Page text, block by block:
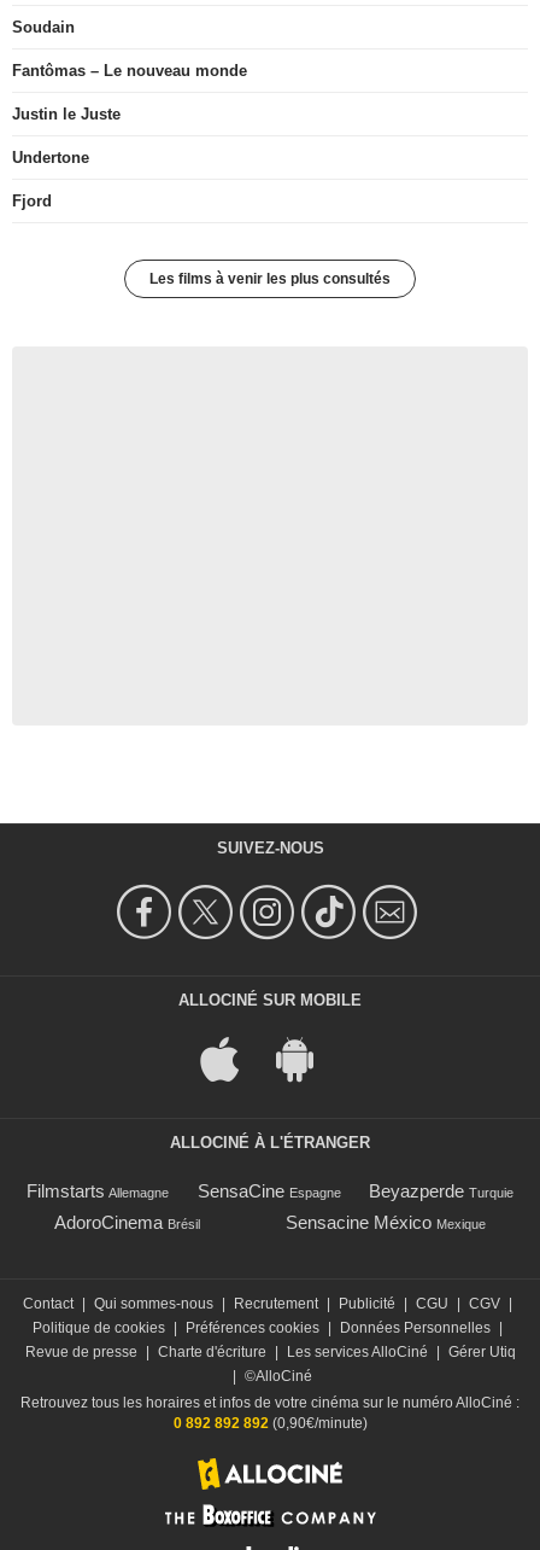
Soudain
Fantômas – Le nouveau monde
Justin le Juste
Undertone
Fjord
Les films à venir les plus consultés
SUIVEZ-NOUS
ALLOCINÉ SUR MOBILE
ALLOCINÉ À L'ÉTRANGER
Filmstarts Allemagne SensaCine Espagne Beyazperde Turquie
AdoroCinema Brésil Sensacine México Mexique
Contact Qui sommes-nous Recrutement Publicité CGU CGV
Politique de cookies
Préférences cookies Données Personnelles
Revue de presse
Charte d'écriture Les services AlloCiné
Gérer Utiq
©AlloCiné
Retrouvez tous les horaires et infos de votre cinéma sur le numéro AlloCiné :
0 892 892 892(0,90€/minute)